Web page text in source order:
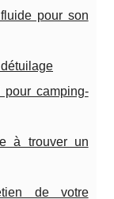
pour son
pour camping-
à trouver un
de votre